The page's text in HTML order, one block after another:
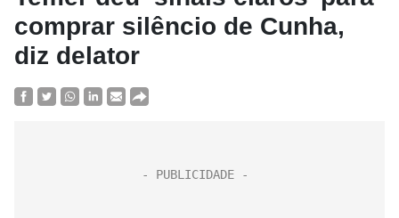
comprar silêncio de Cunha,
diz delator